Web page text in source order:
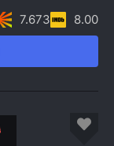
7.673 8.00